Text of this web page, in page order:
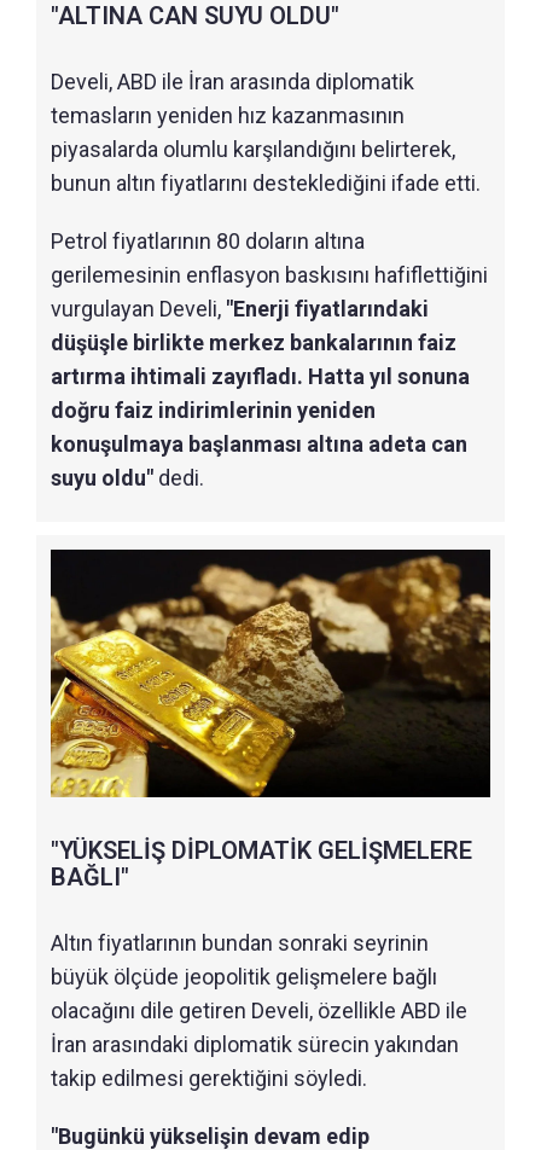
"ALTINA CAN SUYU OLDU"
Develi, ABD ile İran arasında diplomatik
temasların yeniden hız kazanmasının
piyasalarda olumlu karşılandığını belirterek,
bunun altın fiyatlarını desteklediğini ifade etti.
Petrol fiyatlarının 80 doların altına
gerilemesinin enflasyon baskısını hafiflettiğini
vurgulayan Develi, "Enerji fiyatlarındaki
düşüşle birlikte merkez bankalarının faiz
artırma ihtimali zayıfladı. Hatta yıl sonuna
doğru faiz indirimlerinin yeniden
konuşulmaya başlanması altına adeta can
suyu oldu" dedi.
"YÜKSELİŞ DİPLOMATİK GELİŞMELERE
BAĞLI"
Altın fiyatlarının bundan sonraki seyrinin
büyük ölçüde jeopolitik gelişmelere bağlı
olacağını dile getiren Develi, özellikle ABD ile
İran arasındaki diplomatik sürecin yakından
takip edilmesi gerektiğini söyledi.
"Bugünkü yükselişin devam edip